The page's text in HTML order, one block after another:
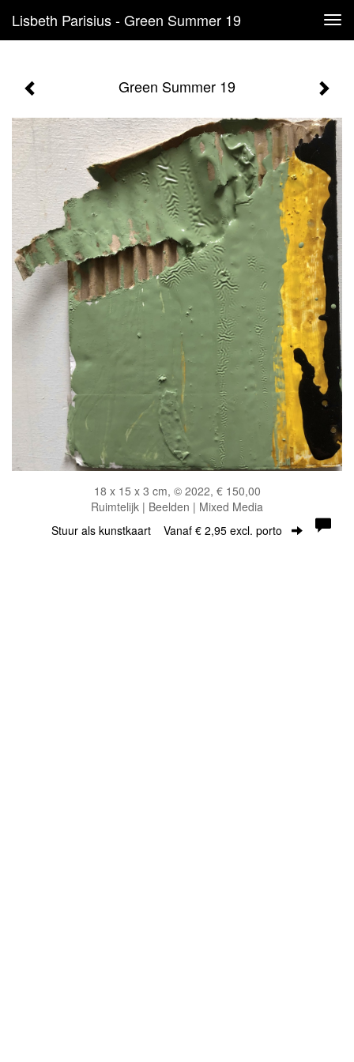
Lisbeth Parisius - Green Summer 19
Green Summer 19
18 x 15 x 3 cm, © 2022, € 150,00
Ruimtelijk | Beelden | Mixed Media
Stuur als kunstkaart Vanaf € 2,95 excl. porto